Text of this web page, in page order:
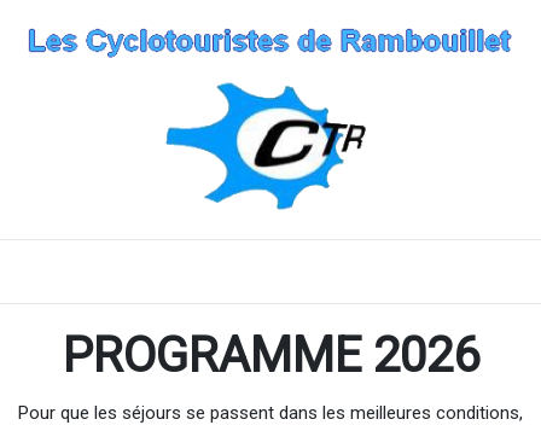
PROGRAMME 2026
Pour que les séjours se passent dans les meilleures conditions,